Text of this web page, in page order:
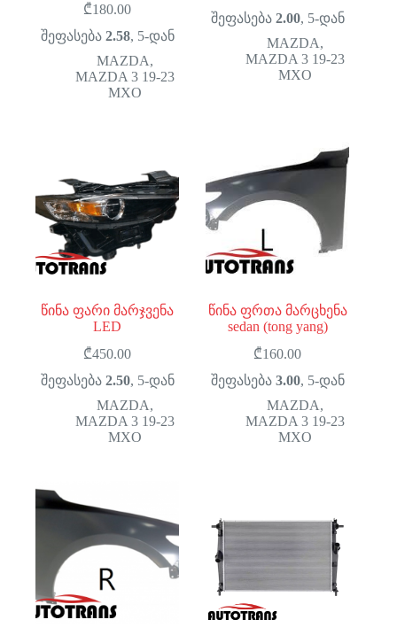
₾180.00
შეფასება 2.58, 5-დან
MAZDA,
MAZDA 3 19-23
MXO
შეფასება 2.00, 5-დან
MAZDA,
MAZDA 3 19-23
MXO
წინა ფარი მარჯვენა
LED
₾450.00
შეფასება 2.50, 5-დან
MAZDA,
MAZDA 3 19-23
MXO
წინა ფრთა მარცხენა
sedan (tong yang)
₾160.00
შეფასება 3.00, 5-დან
MAZDA,
MAZDA 3 19-23
MXO